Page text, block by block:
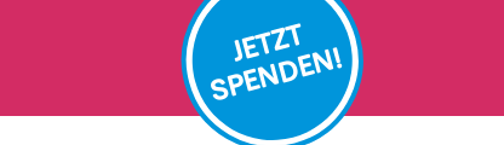
JETZT
SPENDEN!